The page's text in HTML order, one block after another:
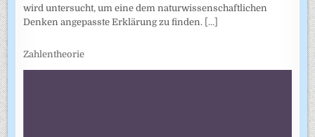
wird untersucht, um eine dem naturwissenschaftlichen
Denken angepasste Erklärung zu finden. [...]
Zahlentheorie